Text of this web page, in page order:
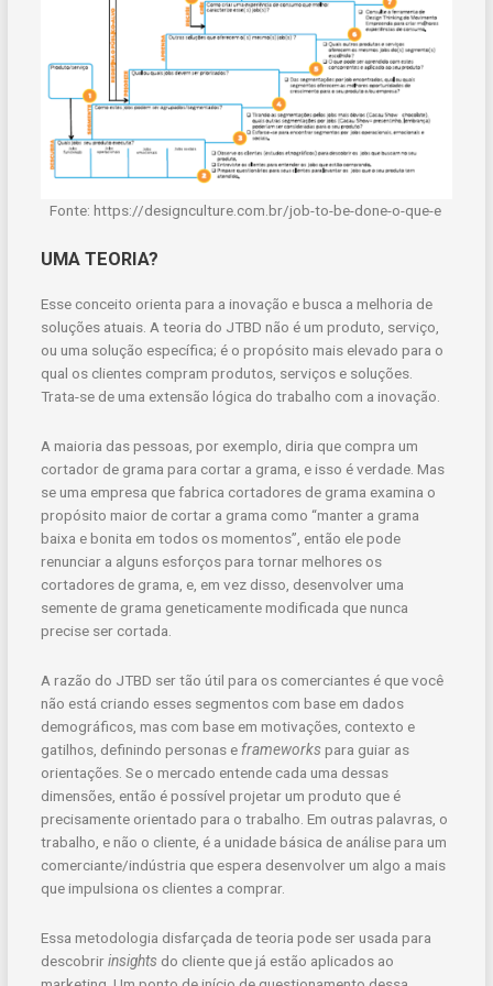
Fonte: https://designculture.com.br/job-to-be-done-o-que-e
UMA TEORIA?
Esse conceito orienta para a inovação e busca a melhoria de
soluções atuais. A teoria do JTBD não é um produto, serviço,
ou uma solução específica; é o propósito mais elevado para o
qual os clientes compram produtos, serviços e soluções.
Trata-se de uma extensão lógica do trabalho com a inovação.
A maioria das pessoas, por exemplo, diria que compra um
cortador de grama para cortar a grama, e isso é verdade. Mas
se uma empresa que fabrica cortadores de grama examina o
propósito maior de cortar a grama como “manter a grama
baixa e bonita em todos os momentos”, então ele pode
renunciar a alguns esforços para tornar melhores os
cortadores de grama, e, em vez disso, desenvolver uma
semente de grama geneticamente modificada que nunca
precise ser cortada.
A razão do JTBD ser tão útil para os comerciantes é que você
não está criando esses segmentos com base em dados
demográficos, mas com base em motivações, contexto e
gatilhos, definindo personas e frameworkspara guiar as
orientações. Se o mercado entende cada uma dessas
dimensões, então é possível projetar um produto que é
precisamente orientado para o trabalho. Em outras palavras, o
trabalho, e não o cliente, é a unidade básica de análise para um
comerciante/indústria que espera desenvolver um algo a mais
que impulsiona os clientes a comprar.
Essa metodologia disfarçada de teoria pode ser usada para
descobririnsights do cliente que já estão aplicados ao